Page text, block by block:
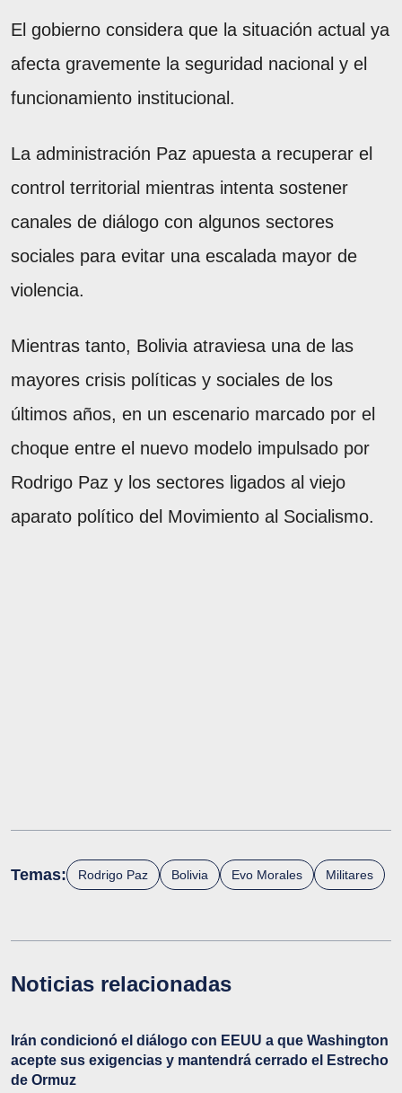
El gobierno considera que la situación actual ya
afecta gravemente la seguridad nacional y el
funcionamiento institucional.
La administración Paz apuesta a recuperar el
control territorial mientras intenta sostener
canales de diálogo con algunos sectores
sociales para evitar una escalada mayor de
violencia.
Mientras tanto, Bolivia atraviesa una de las
mayores crisis políticas y sociales de los
últimos años, en un escenario marcado por el
choque entre el nuevo modelo impulsado por
Rodrigo Paz y los sectores ligados al viejo
aparato político del Movimiento al Socialismo.
Temas: Rodrigo Paz Bolivia Evo Morales Militares
Noticias relacionadas
Irán condicionó el diálogo con EEUU a que Washington
acepte sus exigencias y mantendrá cerrado el Estrecho
de Ormuz